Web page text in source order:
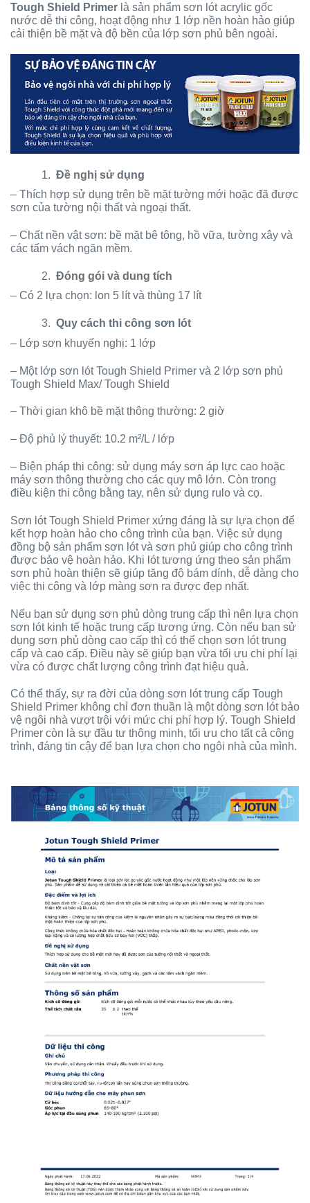
Tough Shield Primer là sản phẩm sơn lót acrylic gốc
nước dễ thi công, hoạt động như 1 lớp nền hoàn hảo giúp
cải thiện bề mặt và độ bền của lớp sơn phủ bên ngoài.
1. Đề nghị sử dụng
– Thích hợp sử dụng trên bề mặt tường mới hoặc đã được
sơn của tường nội thất và ngoại thất.
– Chất nền vật sơn: bề mặt bê tông, hồ vữa, tường xây và
các tấm vách ngăn mềm.
2. Đóng gói và dung tích
– Có 2 lựa chọn: lon 5 lít và thùng 17 lít
3. Quy cách thi công sơn lót
– Lớp sơn khuyến nghị: 1 lớp
– Một lớp sơn lót Tough Shield Primer và 2 lớp sơn phủ
Tough Shield Max/ Tough Shield
– Thời gian khô bề mặt thông thường: 2 giờ
– Độ phủ lý thuyết: 10.2 m²/L / lớp
– Biện pháp thi công: sử dụng máy sơn áp lực cao hoặc
máy sơn thông thường cho các quy mô lớn. Còn trong
điều kiện thi công bằng tay, nên sử dụng rulo và cọ.
Sơn lót Tough Shield Primer xứng đáng là sự lựa chọn để
kết hợp hoàn hảo cho công trình của bạn. Việc sử dụng
đồng bộ sản phẩm sơn lót và sơn phủ giúp cho công trình
được bảo vệ hoàn hảo. Khi lót tương ứng theo sản phẩm
sơn phủ hoàn thiện sẽ giúp tăng độ bám dính, dễ dàng cho
việc thi công và lớp màng sơn ra được đẹp nhất.
Nếu bạn sử dụng sơn phủ dòng trung cấp thì nên lựa chọn
sơn lót kinh tế hoặc trung cấp tương ứng. Còn nếu bạn sử
dụng sơn phủ dòng cao cấp thì có thể chọn sơn lót trung
cấp và cao cấp. Điều này sẽ giúp bạn vừa tối ưu chi phí lại
vừa có được chất lượng công trình đạt hiệu quả.
Có thể thấy, sự ra đời của dòng sơn lót trung cấp Tough
Shield Primer không chỉ đơn thuần là một dòng sơn lót bảo
vệ ngôi nhà vượt trội với mức chi phí hợp lý. Tough Shield
Primer còn là sự đầu tư thông minh, tối ưu cho tất cả công
trình, đáng tin cậy để bạn lựa chọn cho ngôi nhà của mình.